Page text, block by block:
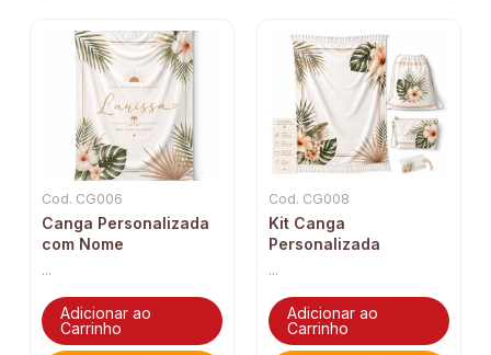
Cod. CG006
Canga Personalizada
com Nome
...
Adicionar ao
Carrinho
Cod. CG008
Kit Canga
Personalizada
...
Adicionar ao
Carrinho